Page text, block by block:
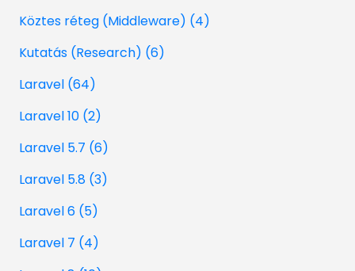
Köztes réteg (Middleware) (4)
Kutatás (Research) (6)
Laravel (64)
Laravel 10 (2)
Laravel 5.7 (6)
Laravel 5.8 (3)
Laravel 6 (5)
Laravel 7 (4)